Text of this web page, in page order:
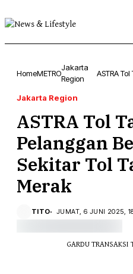
HomeMETRO
Jakarta
Region
ASTRA
Jakarta Region
ASTRA Tol
Pelanggan
Sekitar Tol
Merak
TITO JUMAT, 6 JUNI 2025,
GARDU